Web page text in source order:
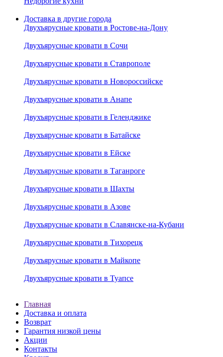
Доставка в другие города
Двухъярусные кровати в Ростове-на-Дону
Двухъярусные кровати в Сочи
Двухъярусные кровати в Ставрополе
Двухъярусные кровати в Новороссийске
Двухъярусные кровати в Анапе
Двухъярусные кровати в Геленджике
Двухъярусные кровати в Батайске
Двухъярусные кровати в Ейске
Двухъярусные кровати в Таганроге
Двухъярусные кровати в Шахты
Двухъярусные кровати в Азове
Двухъярусные кровати в Славянске-на-Кубани
Двухъярусные кровати в Тихорецк
Двухъярусные кровати в Майкопе
Двухъярусные кровати в Туапсе
Главная
Доставка и оплата
Возврат
Гарантия низкой цены
Акции
Контакты